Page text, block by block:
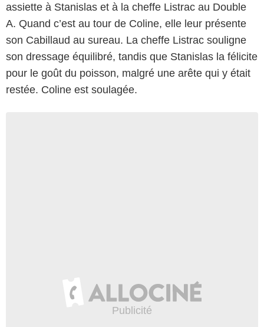
assiette à Stanislas et à la cheffe Listrac au Double
A. Quand c’est au tour de Coline, elle leur présente
son Cabillaud au sureau. La cheffe Listrac souligne
son dressage équilibré, tandis que Stanislas la félicite
pour le goût du poisson, malgré une arête qui y était
restée. Coline est soulagée.